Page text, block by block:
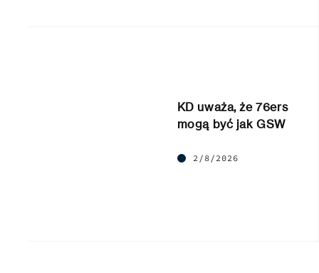
KD uważa, że 76ers
mogą być jak GSW
2/8/2026